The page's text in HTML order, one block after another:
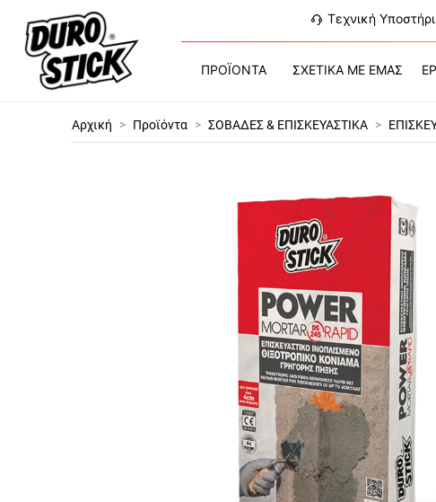
Τεχνική
ΠΡΟΪΟΝΤΑ ΣΧΕΤΙΚΑ ΜΕ ΕΜΑΣ
Αρχική > Προϊόντα > ΣΟΒΑΔΕΣ & ΕΠΙΣΚΕΥΑΣΤΙΚΑ >